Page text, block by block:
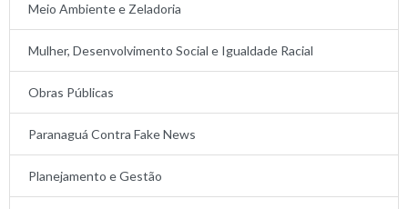
Meio Ambiente e Zeladoria
Mulher, Desenvolvimento Social e Igualdade Racial
Obras Públicas
Paranaguá Contra Fake News
Planejamento e Gestão